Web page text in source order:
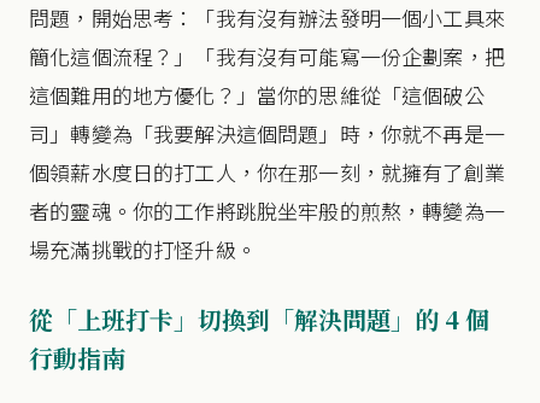
問題，開始思考：「我有沒有辦法發明一個小工具來
簡化這個流程？」「我有沒有可能寫一份企劃案，把
這個難用的地方優化？」當你的思維從「這個破公
司」轉變為「我要解決這個問題」時，你就不再是一
個領薪水度日的打工人，你在那一刻，就擁有了創業
者的靈魂。你的工作將跳脫坐牢般的煎熬，轉變為一
場充滿挑戰的打怪升級。
從「上班打卡」切換到「解決問題」的 4 個
行動指南